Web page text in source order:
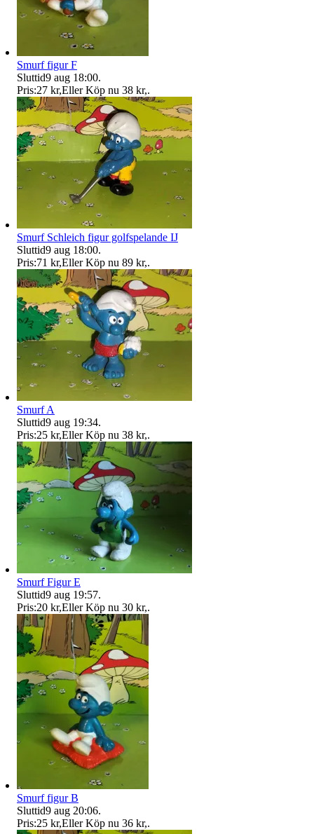
Smurf figur F
Sluttid9 aug 18:00.
Pris:27 kr,Eller Köp nu 38 kr,.
Smurf Schleich figur golfspelande IJ
Sluttid9 aug 18:00.
Pris:71 kr,Eller Köp nu 89 kr,.
Smurf A
Sluttid9 aug 19:34.
Pris:25 kr,Eller Köp nu 38 kr,.
Smurf Figur E
Sluttid9 aug 19:57.
Pris:20 kr,Eller Köp nu 30 kr,.
Smurf figur B
Sluttid9 aug 20:06.
Pris:25 kr,Eller Köp nu 36 kr,.